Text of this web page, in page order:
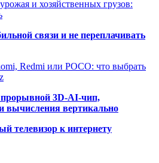
и хозяйственных грузов:
связи и не переплачивать
Redmi или POCO: что выбрать
3D-AI-чип,
вычисления вертикально
телевизор к интернету